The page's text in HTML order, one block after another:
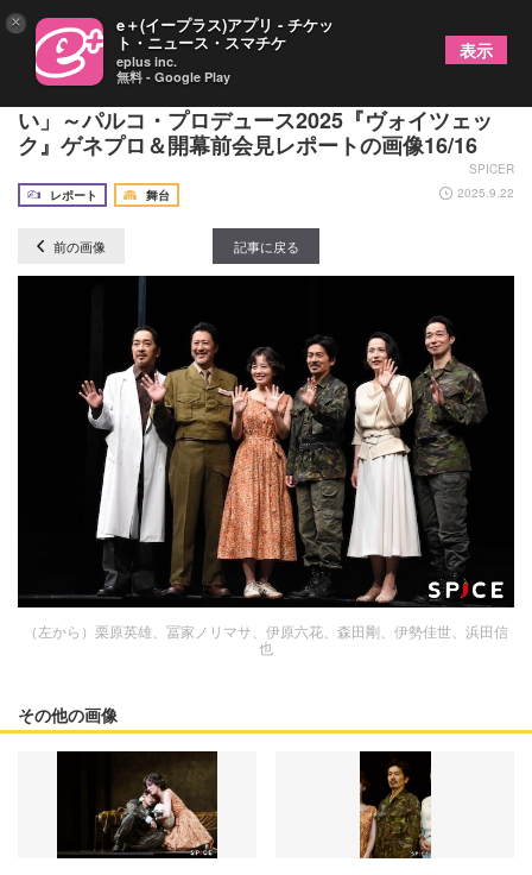
森田剛「人間に生まれたら、愛したいし、愛された
い」～パルコ・プロデュース2025『ヴォイツェッ
ク』ゲネプロ＆開幕前会見レポートの画像16/16
SPICER
レポート
舞台 2025.9.22
前の画像 記事に戻る
（左から）栗原英雄、冨家ノリマサ、伊原六花、森田剛、伊勢佳世、浜田信
也
その他の画像
× e＋(イープラス)アプリ - チケッ
ト・ニュース・スマチケ
eplus inc.
無料 - Google Play
表示